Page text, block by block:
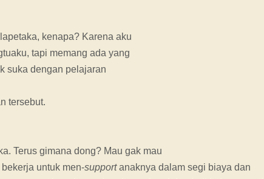
kenapa? Karena aku
tapi memang ada yang
suka dengan pelajaran
tersebut.
Terus gimana dong? Mau gak mau
untuk men-supportanaknya dalam segi biaya dan